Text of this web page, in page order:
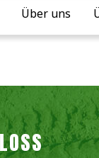
Über uns